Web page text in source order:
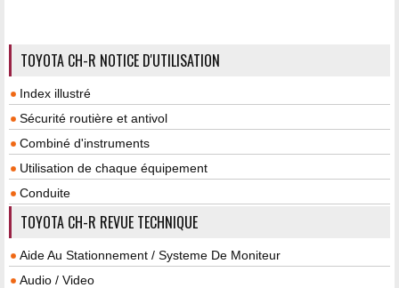
TOYOTA CH-R NOTICE D'UTILISATION
Index illustré
Sécurité routière et antivol
Combiné d'instruments
Utilisation de chaque équipement
Conduite
TOYOTA CH-R REVUE TECHNIQUE
Aide Au Stationnement / Systeme De Moniteur
Audio / Video